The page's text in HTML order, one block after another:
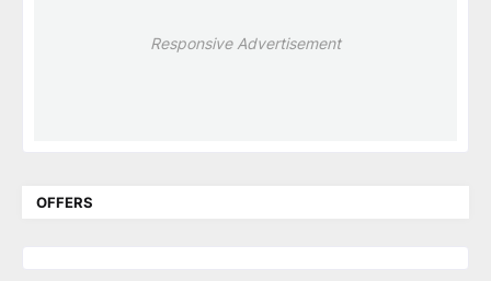
Responsive Advertisement
OFFERS